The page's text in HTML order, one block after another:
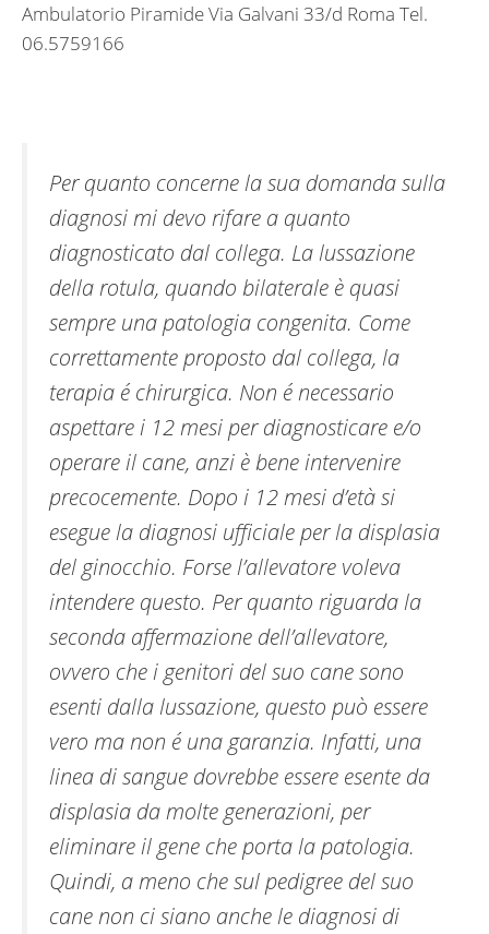
Ambulatorio Piramide Via Galvani 33/d Roma Tel.
06.5759166
Per quanto concerne la sua domanda sulla
diagnosi mi devo rifare a quanto
diagnosticato dal collega. La lussazione
della rotula, quando bilaterale è quasi
sempre una patologia congenita. Come
correttamente proposto dal collega, la
terapia é chirurgica. Non é necessario
aspettare i 12 mesi per diagnosticare e/o
operare il cane, anzi è bene intervenire
precocemente. Dopo i 12 mesi d’età si
esegue la diagnosi ufficiale per la displasia
del ginocchio. Forse l’allevatore voleva
intendere questo. Per quanto riguarda la
seconda affermazione dell’allevatore,
ovvero che i genitori del suo cane sono
esenti dalla lussazione, questo può essere
vero ma non é una garanzia. Infatti, una
linea di sangue dovrebbe essere esente da
displasia da molte generazioni, per
eliminare il gene che porta la patologia.
Quindi, a meno che sul pedigree del suo
cane non ci siano anche le diagnosi di